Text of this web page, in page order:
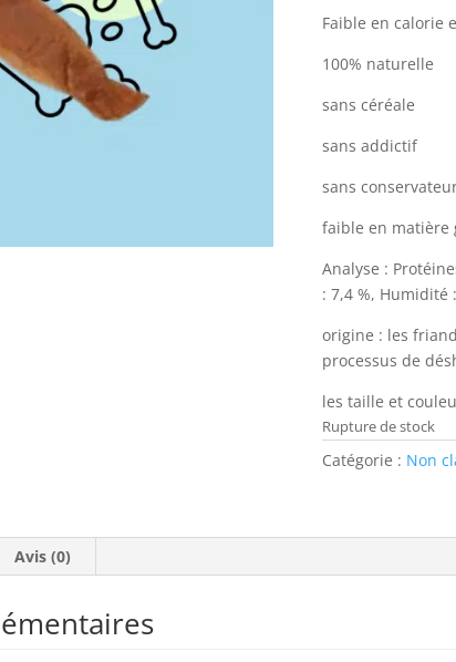
Faible en calorie
100% naturelle
sans céréale
sans addictif
sans
faible en matière
Analyse :
: 7,4 %, Humidité
origine : les
processus de
les taille et
Rupture de stock
Catégorie : Non
Avis (0)